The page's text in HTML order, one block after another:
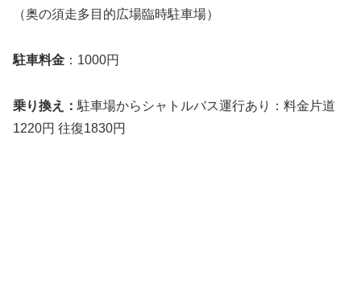
（奥の須走多目的広場臨時駐車場）
駐車料金 ：1000円
乗り換え： 駐車場からシャトルバス運行あり：料金片道
1220円 往復1830円